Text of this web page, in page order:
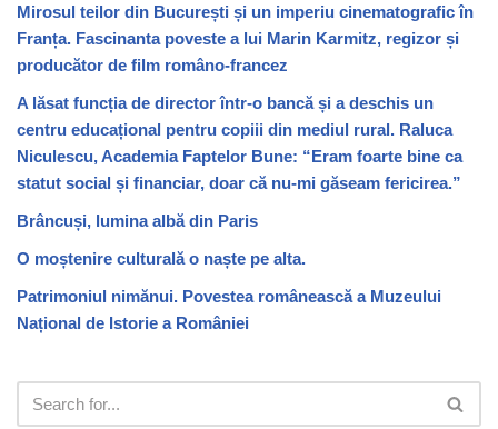
Mirosul teilor din București și un imperiu cinematografic în
Franța. Fascinanta poveste a lui Marin Karmitz, regizor și
producător de film româno-francez
A lăsat funcția de director într-o bancă și a deschis un
centru educațional pentru copiii din mediul rural. Raluca
Niculescu, Academia Faptelor Bune: “Eram foarte bine ca
statut social și financiar, doar că nu-mi găseam fericirea.”
Brâncuși, lumina albă din Paris
O moștenire culturală o naște pe alta.
Patrimoniul nimănui. Povestea românească a Muzeului
Național de Istorie a României